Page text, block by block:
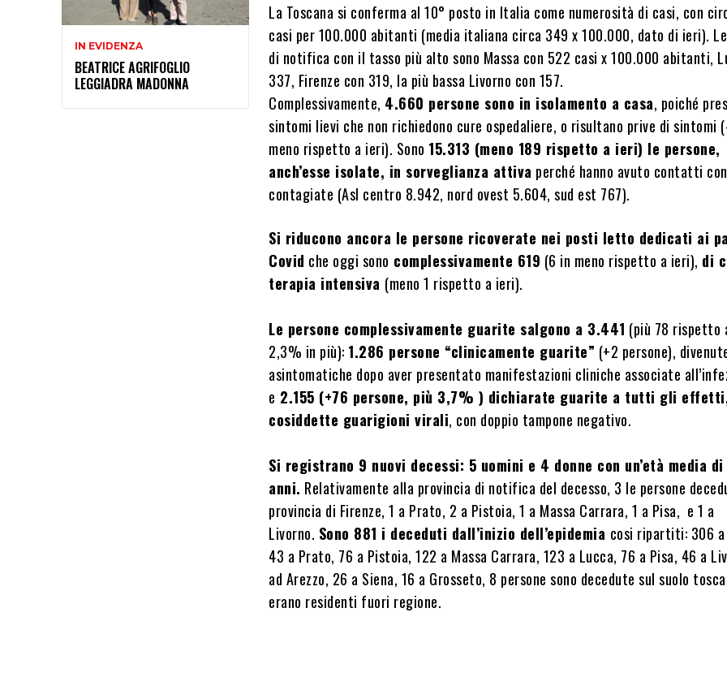
IN EVIDENZA
BEATRICE AGRIFOGLIO
LEGGIADRA MADONNA
La Toscana si conferma al 10° posto in Italia come numerosità di casi, con
casi per 100.000 abitanti (media italiana circa 349 x 100.000, dato di ieri).
di notifica con il tasso più alto sono Massa con 522 casi x 100.000 abitanti,
337, Firenze con 319, la più bassa Livorno con 157.
Complessivamente, 4.660 persone sono in isolamento a casa, poiché
sintomi lievi che non richiedono cure ospedaliere, o risultano prive di sintomi
meno rispetto a ieri). Sono 15.313 (meno 189 rispetto a ieri) le persone,
anch’esse isolate, in sorveglianza attiva perché hanno avuto contatti
contagiate (Asl centro 8.942, nord ovest 5.604, sud est 767).
Si riducono ancora le persone ricoverate nei posti letto dedicati ai
Covid che oggi sono complessivamente 619 (6 in meno rispetto a ieri), di
terapia intensiva (meno 1 rispetto a ieri).
Le persone complessivamente guarite salgono a 3.441 (più 78 rispetto
2,3% in più): 1.286 persone “clinicamente guarite” (+2 persone),
asintomatiche dopo aver presentato manifestazioni cliniche associate
e 2.155 (+76 persone, più 3,7% ) dichiarate guarite a tutti gli
cosiddette guarigioni virali, con doppio tampone negativo.
Si registrano 9 nuovi decessi: 5 uomini e 4 donne con un’età media
anni. Relativamente alla provincia di notifica del decesso, 3 le persone
provincia di Firenze, 1 a Prato, 2 a Pistoia, 1 a Massa Carrara, 1 a Pisa, e 1 a
Livorno. Sono 881 i deceduti dall’inizio dell’epidemia cosi ripartiti: 306 a
43 a Prato, 76 a Pistoia, 122 a Massa Carrara, 123 a Lucca, 76 a Pisa, 46 a
ad Arezzo, 26 a Siena, 16 a Grosseto, 8 persone sono decedute sul suolo
erano residenti fuori regione.